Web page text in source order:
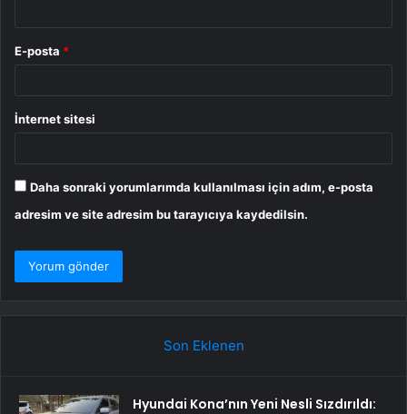
E-posta *
İnternet sitesi
Daha sonraki yorumlarımda kullanılması için adım, e-posta
adresim ve site adresim bu tarayıcıya kaydedilsin.
Son Eklenen
Hyundai Kona’nın Yeni Nesli Sızdırıldı: